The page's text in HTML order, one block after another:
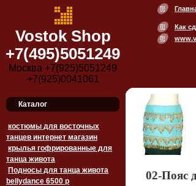
Vostok Shop
+7(495)5051249
Москва +7(925)5051249
+7(925)0041061
Как
Каталог
костюмы для восточных
танцев интернет магазин
крылья гофрированные для
танца живота
Подносы для танца живота
bellydance 6500 p
02-Пояс